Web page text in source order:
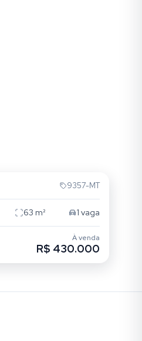
9357-MT
63 m² 1 vaga
À venda
R$ 430.000